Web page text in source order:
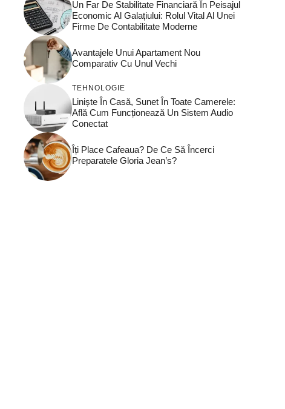
Un Far De Stabilitate Financiară În Peisajul
Economic Al Galațiului: Rolul Vital Al Unei
Firme De Contabilitate Moderne
Avantajele Unui Apartament Nou
Comparativ Cu Unul Vechi
TEHNOLOGIE
Liniște În Casă, Sunet În Toate Camerele:
Află Cum Funcționează Un Sistem Audio
Conectat
Îți Place Cafeaua? De Ce Să Încerci
Preparatele Gloria Jean’s?